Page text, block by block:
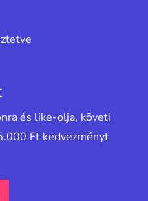
és like-olja, követi
Ft kedvezményt